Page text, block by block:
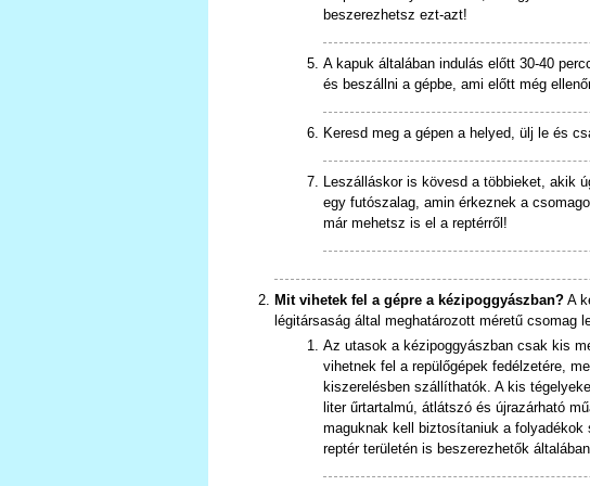
beszerezhetsz ezt-azt!
A kapuk általában indulás előtt 30-40
és beszállni a gépbe, ami előtt még
Keresd meg a gépen a helyed, ülj le és
Leszálláskor is kövesd a többieket, akik
egy futószalag, amin érkeznek a
már mehetsz is el a reptérről!
Mit vihetek fel a gépre a kézipoggyászban?A
légitársaság által meghatározott méretű csomag
Az utasok a kézipoggyászban csak kis
vihetnek fel a repülőgépek fedélzetére,
kiszerelésben szállíthatók. A kis
liter űrtartalmú, átlátszó és újrazárható
maguknak kell biztosítaniuk a
reptér területén is beszerezhetők